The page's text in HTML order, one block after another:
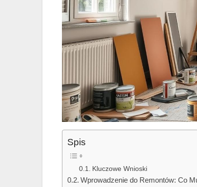
Spis
Kluczowe Wnioski
Wprowadzenie do Remontów: Co